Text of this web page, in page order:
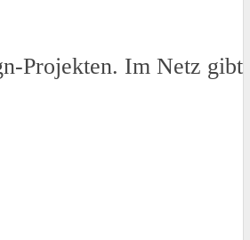
Projekten. Im Netz gibt